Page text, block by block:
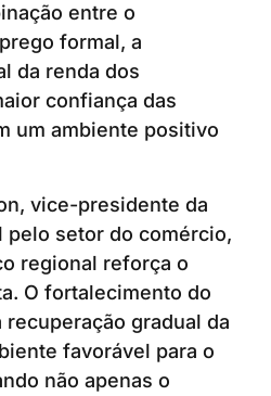
entre o
formal, a
da renda dos
confiança das
um ambiente positivo
vice-presidente da
pelo setor do comércio,
regional reforça o
O fortalecimento do
gradual da
favorável para o
não apenas o